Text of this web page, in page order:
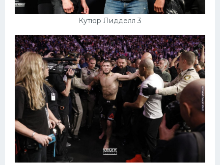
Кутюр Лидделл 3